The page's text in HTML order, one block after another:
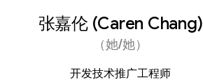
张嘉伦 (Caren Chang)
（她/她）
开发技术推广工程师